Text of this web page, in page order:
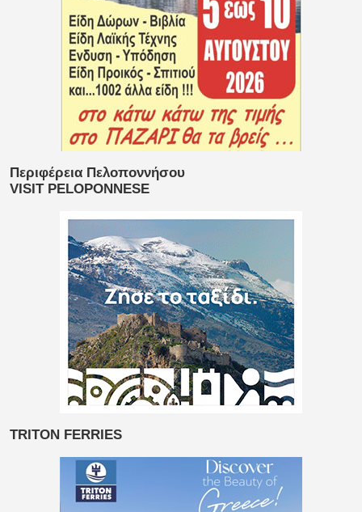
Περιφέρεια Πελοποννήσου
VISIT PELOPONNESE
TRITON FERRIES